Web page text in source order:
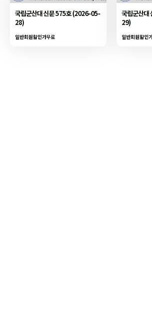
국립군산대 신문 575호 (2026-05-
28)
일반회원할인가무료
국립군산
29)
일반회원할인